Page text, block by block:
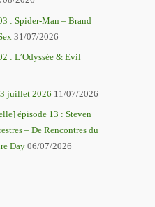
: Spider-Man – Brand
31/07/2026
: L’Odyssée & Evil
juillet 2026 11/07/2026
épisode 13 : Steven
– De Rencontres du
Day06/07/2026